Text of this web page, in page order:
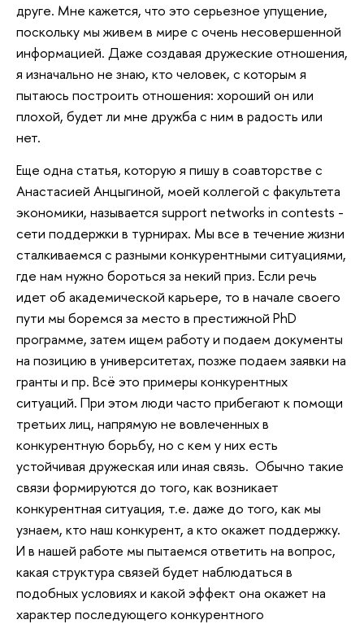
друге. Мне кажется, что это серьезное упущение,
поскольку мы живем в мире с очень несовершенной
информацией. Даже создавая дружеские отношения,
я изначально не знаю, кто человек, с которым я
пытаюсь построить отношения: хороший он или
плохой, будет ли мне дружба с ним в радость или
нет.
Еще одна статья, которую я пишу в соавторстве с
Анастасией Анцыгиной, моей коллегой с факультета
экономики, называется support networks in contests -
сети поддержки в турнирах. Мы все в течение жизни
сталкиваемся с разными конкурентными ситуациями,
где нам нужно бороться за некий приз. Если речь
идет об академической карьере, то в начале своего
пути мы боремся за место в престижной PhD
программе, затем ищем работу и подаем документы
на позицию в университетах, позже подаем заявки на
гранты и пр. Всё это примеры конкурентных
ситуаций. При этом люди часто прибегают к помощи
третьих лиц, напрямую не вовлеченных в
конкурентную борьбу, но с кем у них есть
устойчивая дружеская или иная связь. Обычно такие
связи формируются до того, как возникает
конкурентная ситуация, т.е. даже до того, как мы
узнаем, кто наш конкурент, а кто окажет поддержку.
И в нашей работе мы пытаемся ответить на вопрос,
какая структура связей будет наблюдаться в
подобных условиях и какой эффект она окажет на
характер последующего конкурентного